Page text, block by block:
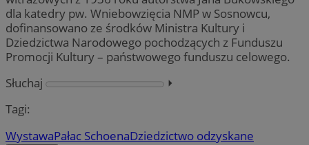
dla katedry pw. Wniebowzięcia NMP w Sosnowcu,
dofinansowano ze środków Ministra Kultury i
Dziedzictwa Narodowego pochodzących z Funduszu
Promocji Kultury – państwowego funduszu celowego.
Słuchaj
⏵︎
Tagi:
WystawaPałac SchoenaDziedzictwo odzyskane